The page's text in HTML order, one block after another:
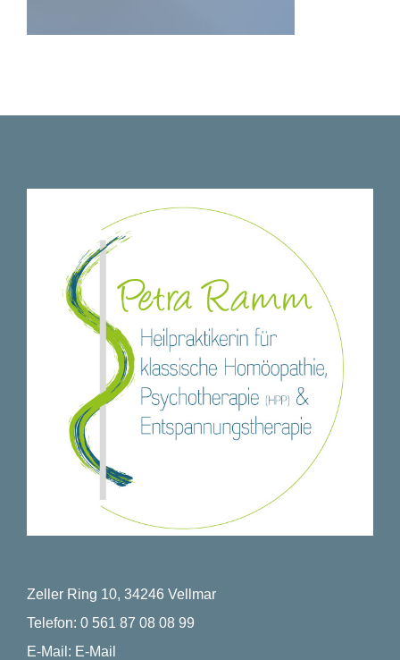
Zeller Ring 10, 34246 Vellmar
Telefon: 0 561 87 08 08 99
E-Mail: E-Mail